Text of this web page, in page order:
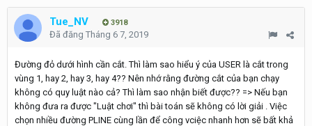
Tue_NV 3918
Đã đăng Tháng 6 7, 2019
Đường đỏ dưới hình cần cắt. Thì làm sao hiểu ý của USER là cắt trong
vùng 1, hay 2, hay 3, hay 4?? Nên nhớ rằng đường cắt của bạn chạy
không có quy luật nào cả? Thì làm sao nhận biết được?? => Nếu bạn
không đưa ra được "Luật chơi" thì bài toán sẽ không có lời giải . Việc
chọn nhiều đường PLINE cùng lần để công vciệc nhanh hơn sẽ bất khả